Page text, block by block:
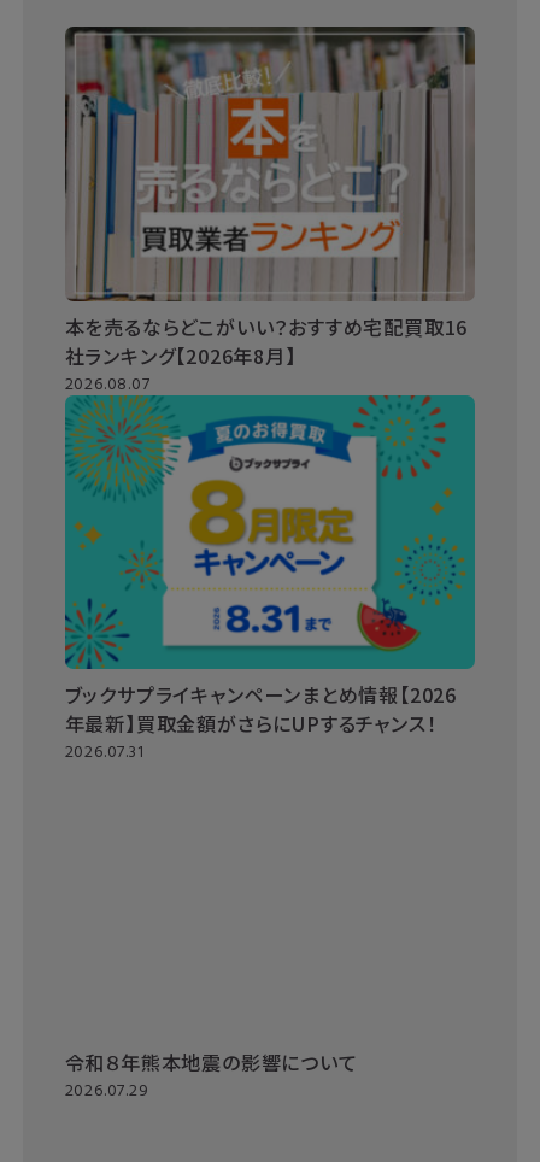
本を売るならどこがいい？おすすめ宅配買取16
社ランキング【2026年8月】
2026.08.07
ブックサプライキャンペーンまとめ情報【2026
年最新】買取金額がさらにUPするチャンス！
2026.07.31
令和８年熊本地震の影響について
2026.07.29